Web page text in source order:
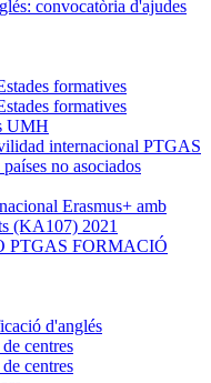
convocatòria d'ajudes
formatives
formatives
UMH
internacional PTGAS
no asociados
Erasmus+ amb
(KA107) 2021
PTGAS FORMACIÓ
d'anglés
centres
centres